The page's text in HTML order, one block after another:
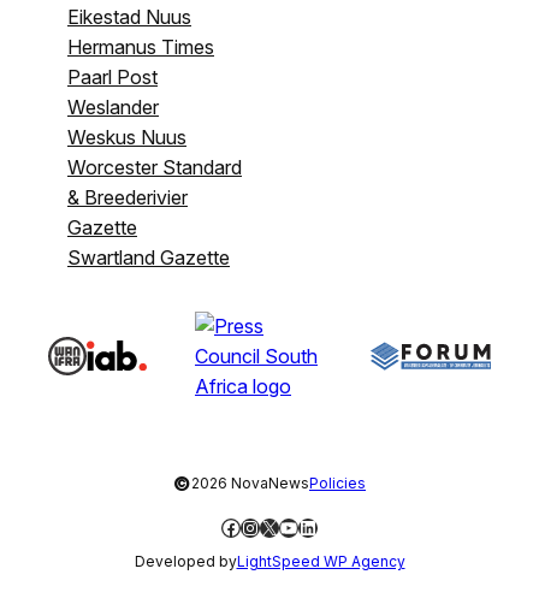
Eikestad Nuus
Hermanus Times
Paarl Post
Weslander
Weskus Nuus
Worcester Standard
& Breederivier
Gazette
Swartland Gazette
©2026 NovaNewsPolicies
Facebook
Instagram
X YouTube
LinkedIn
Developed byLightSpeed WP Agency